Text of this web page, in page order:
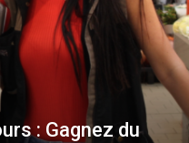
: Gagnez du